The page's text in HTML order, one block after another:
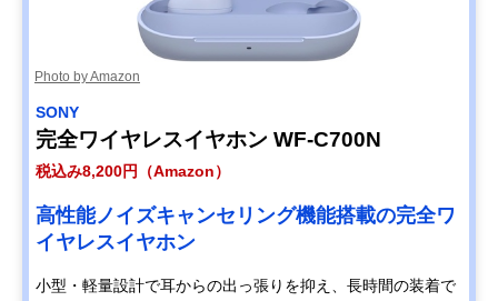
Photo by Amazon
SONY
完全ワイヤレスイヤホン WF-C700N
税込み8,200円（Amazon）
高性能ノイズキャンセリング機能搭載の完全ワ
イヤレスイヤホン
小型・軽量設計で耳からの出っ張りを抑え、長時間の装着で